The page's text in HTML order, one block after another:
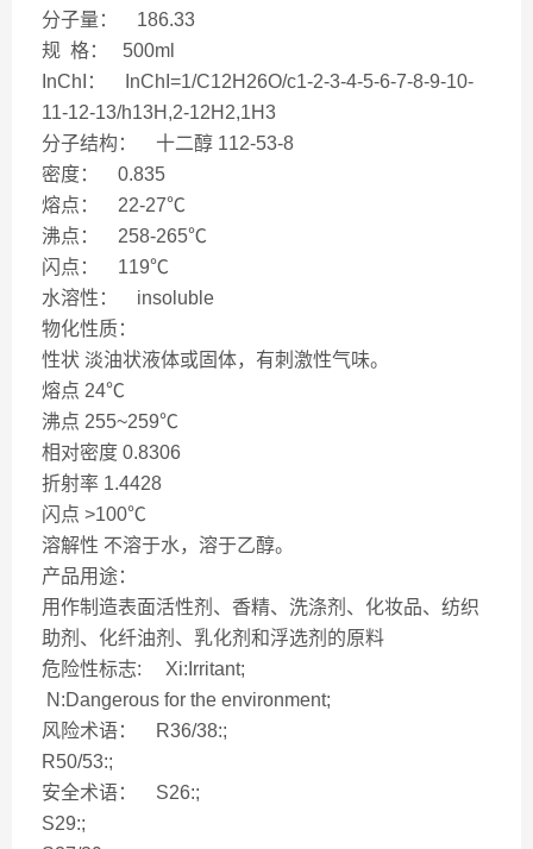
分子量： 186.33
规 格： 500ml
InChI： InChI=1/C12H26O/c1-2-3-4-5-6-7-8-9-10-
11-12-13/h13H,2-12H2,1H3
分子结构： 十二醇 112-53-8
密度： 0.835
熔点： 22-27℃
沸点： 258-265℃
闪点： 119℃
水溶性： insoluble
物化性质：
性状 淡油状液体或固体，有刺激性气味。
熔点 24℃
沸点 255~259℃
相对密度 0.8306
折射率 1.4428
闪点 >100℃
溶解性 不溶于水，溶于乙醇。
产品用途：
用作制造表面活性剂、香精、洗涤剂、化妆品、纺织
助剂、化纤油剂、乳化剂和浮选剂的原料
危险性标志: Xi:Irritant;
N:Dangerous for the environment;
风险术语： R36/38:;
R50/53:;
安全术语： S26:;
S29:;